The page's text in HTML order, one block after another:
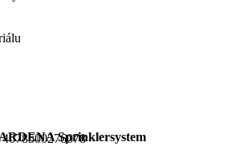
Sprinklersystem